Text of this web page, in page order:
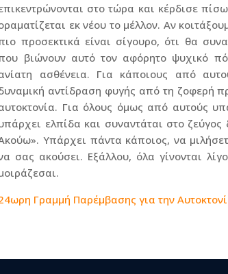
στο τώρα και κέρδισε
εκ νέου το μέλλον. Αν
προσεκτικά είναι σίγουρο, ότι θα
βιώνουν αυτό τον αφόρητο ψυχικό
ασθένεια. Για κάποιους από
αντίδραση φυγής από τη ζοφερή
Για όλους όμως από αυτούς
ελπίδα και συναντάται στο
Υπάρχει πάντα κάποιος, να
σας ακούσει. Εξάλλου, όλα γίνονται
Γραμμή Παρέμβασης για την